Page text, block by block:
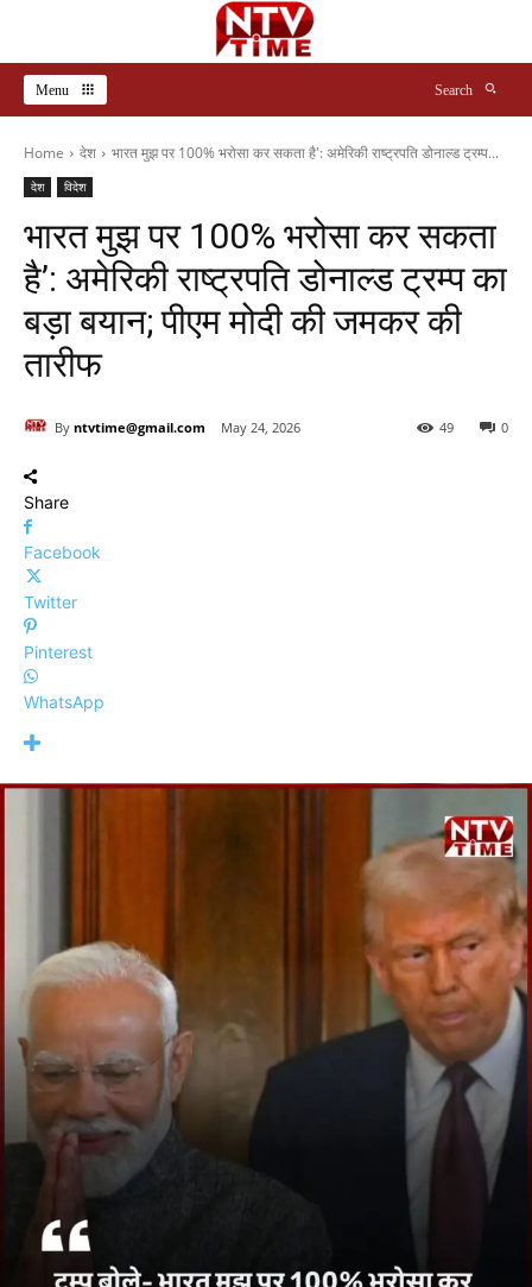
Menu Search
Home देश भारत मुझ पर 100% भरोसा कर सकता है': अमेरिकी राष्ट्रपति डोनाल्ड ट्रम्प...
देश विदेश
भारत मुझ पर 100% भरोसा कर सकता
है’: अमेरिकी राष्ट्रपति डोनाल्ड ट्रम्प का
बड़ा बयान; पीएम मोदी की जमकर की
तारीफ
By ntvtime@gmail.com May 24, 2026 0
49
Share
Facebook
Twitter
Pinterest
WhatsApp